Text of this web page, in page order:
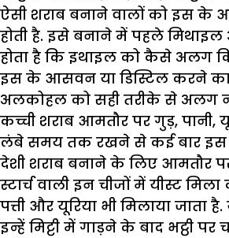
ऐसी शराब बनाने वालों को इस के
होती है. इसे बनाने में पहले
होता है कि इथाइल को कैसे अलग
इस के आसवन या डिस्टिल करने का
अलकोहल को सही तरीके से अलग नहीं
कच्ची शराब आमतौर पर गुड़,
लंबे समय तक रखने से कई बार इस में
देशी शराब बनाने के लिए आमतौर
स्टार्च वाली इन चीजों में यीस्ट
पत्ती और यूरिया भी मिलाया जाता
इन्हें मिट्टी में गाड़ने के बाद भट्ठी